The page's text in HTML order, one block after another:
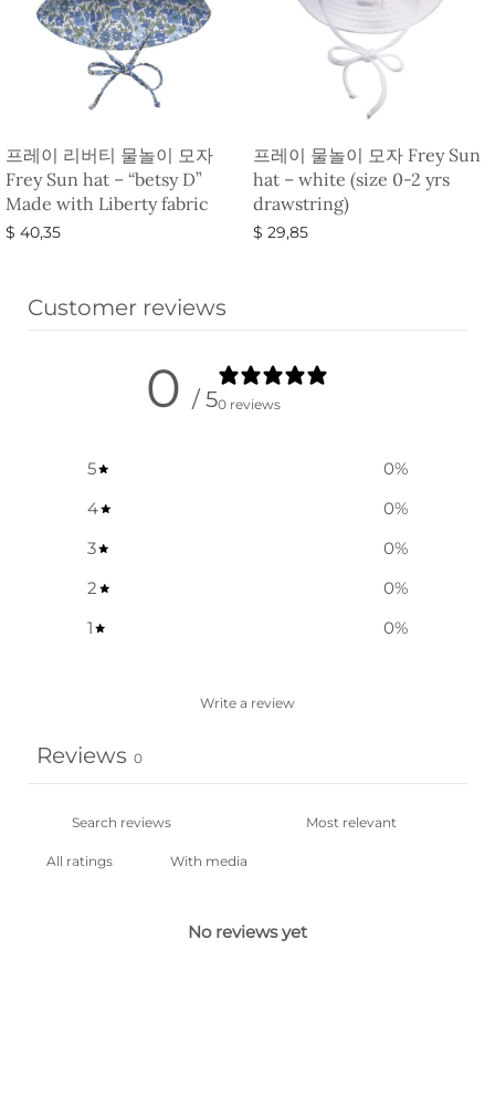
프레이 리버티 물놀이 모자
Frey Sun hat – “betsy D”
Made with Liberty fabric
$ 40,35
프레이 물놀이 모자 Frey Sun
hat – white (size 0-2 yrs
drawstring)
$ 29,85
Customer reviews
0 / 50 reviews
5 0%
4
0%
3
0%
2
0%
1
0%
Write a review
Reviews 0
With media
No reviews yet